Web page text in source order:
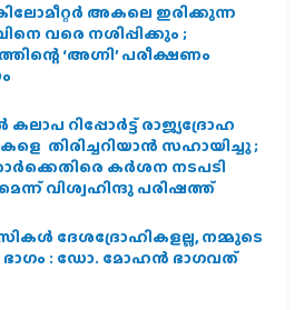
അകലെ ഇരിക്കുന്ന
വരെ നശിപ്പിക്കും ;
‘അഗ്നി’ പരീക്ഷണം
റിപ്പോർട്ട് രാജ്യദ്രോഹ
തിരിച്ചറിയാൻ സഹായിച്ചു ;
കർശന നടപടി
വിശ്വഹിന്ദു പരിഷത്ത്
ദേശദ്രോഹികളല്ല, നമ്മുടെ
ഭാഗം : ഡോ. മോഹന്‍ ഭാഗവത്